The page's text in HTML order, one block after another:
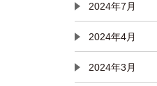
2024年7月
2024年4月
2024年3月